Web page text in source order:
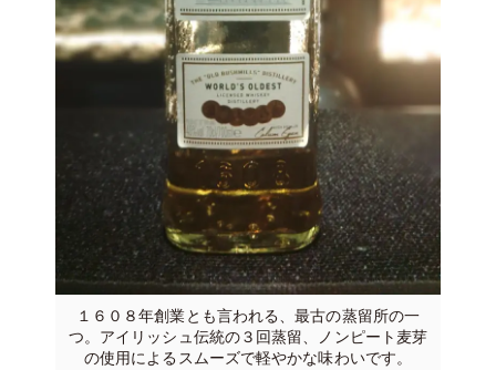
１６０８年創業とも言われる、最古の蒸留所の一
つ。アイリッシュ伝統の３回蒸留、ノンピート麦芽
の使用によるスムーズで軽やかな味わいです。